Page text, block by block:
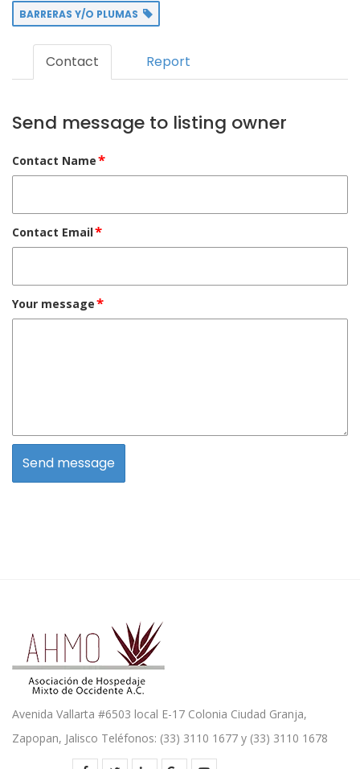
BARRERAS Y/O PLUMAS
Contact Report
Send message to listing owner
Contact Name*
Contact Email*
Your message*
Avenida Vallarta #6503 local E-17 Colonia Ciudad Granja,
Zapopan, Jalisco Teléfonos: (33) 3110 1677 y (33) 3110 1678